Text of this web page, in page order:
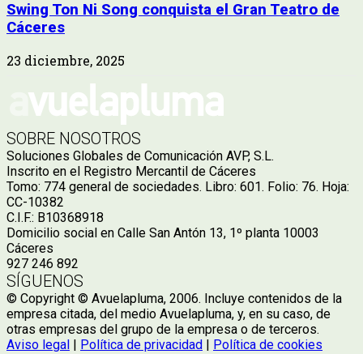
Swing Ton Ni Song conquista el Gran Teatro de
Cáceres
23 diciembre, 2025
SOBRE NOSOTROS
Soluciones Globales de Comunicación AVP, S.L.
Inscrito en el Registro Mercantil de Cáceres
Tomo: 774 general de sociedades. Libro: 601. Folio: 76. Hoja:
CC-10382
C.I.F.: B10368918
Domicilio social en Calle San Antón 13, 1º planta 10003
Cáceres
927 246 892
SÍGUENOS
© Copyright © Avuelapluma, 2006. Incluye contenidos de la
empresa citada, del medio Avuelapluma, y, en su caso, de
otras empresas del grupo de la empresa o de terceros.
Aviso legal | Política de privacidad | Política de cookies